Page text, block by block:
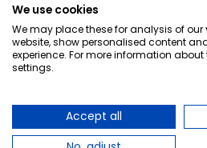
We use cookies
We may place these for analysis of
website, show personalised content
experience. For more information
settings.
Accept all